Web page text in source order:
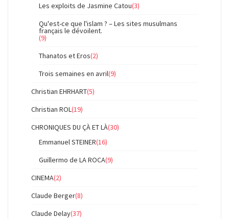
Les exploits de Jasmine Catou(3)
Qu'est-ce que l'islam ? – Les sites musulmans
français le dévoilent.
(9)
Thanatos et Eros(2)
Trois semaines en avril(9)
Christian EHRHART(5)
Christian ROL(19)
CHRONIQUES DU ÇÀ ET LÀ(30)
Emmanuel STEINER(16)
Guillermo de LA ROCA(9)
CINEMA(2)
Claude Berger(8)
Claude Delay(37)